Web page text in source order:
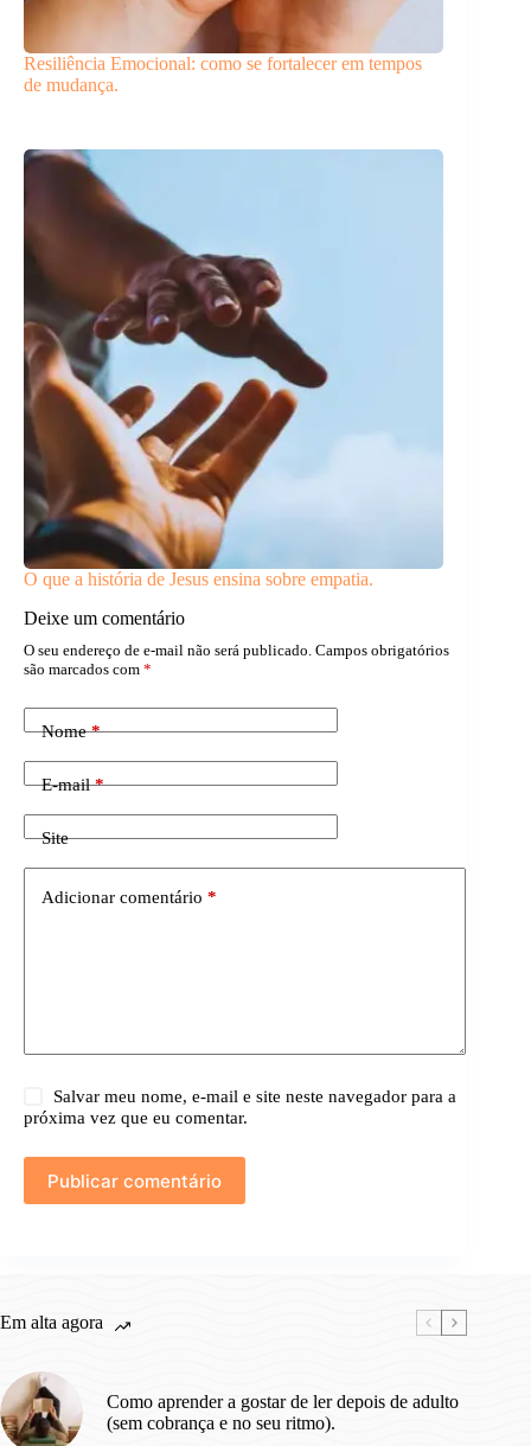
Resiliência Emocional: como se fortalecer em tempos
de mudança.
O que a história de Jesus ensina sobre empatia.
Deixe um comentário
O seu endereço de e-mail não será publicado. Campos obrigatórios
são marcados com *
Nome*
E-mail*
Site
Adicionar comentário *
Salvar meu nome, e-mail e site neste navegador para a
próxima vez que eu comentar.
Publicar comentário
Em alta agora
Como aprender a gostar de ler depois de adulto
(sem cobrança e no seu ritmo).